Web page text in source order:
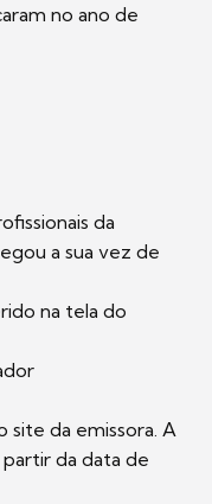
no ano de
da
a sua vez de
na tela do
site da emissora. A
da data de